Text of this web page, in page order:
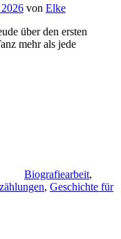
von Elke
über den ersten
mehr als jede
Biografiearbeit,
, Geschichte für